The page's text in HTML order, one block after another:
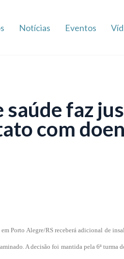
Notícias Eventos
faz
com
Porto Alegre/RS receberá adicional de
A decisão foi mantida pela 6ª turma